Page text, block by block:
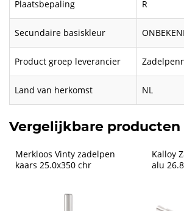
Plaatsbepaling R
Secundaire basiskleur
Product groep leverancier
Land van herkomst NL
Vergelijkbare producten
Merkloos Vinty zadelpen
kaars 25.0x350 chr
Kalloy
alu